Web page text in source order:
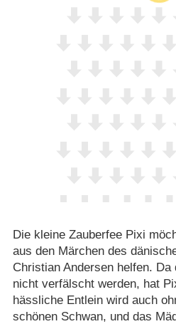
Die kleine Zauberfee Pixi
aus den Märchen des
Christian Andersen helfen.
nicht verfälscht werden, hat
hässliche Entlein wird auch
schönen Schwan, und das